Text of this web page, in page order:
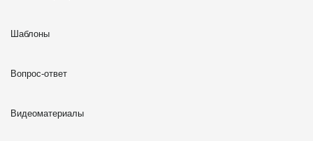
Шаблоны
Вопрос-ответ
Видеоматериалы